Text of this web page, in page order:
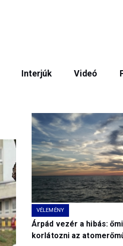
Interjúk Videó
VÉLEMÉNY
Árpád vezér a hibás:
korlátozni az